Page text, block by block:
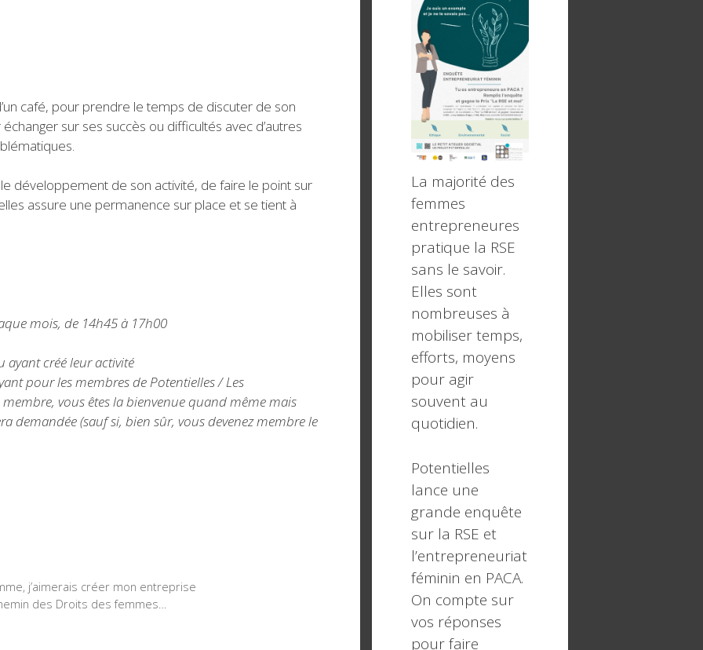
café, pour prendre le temps de discuter de son
sur ses succès ou difficultés avec d’autres
le développement de son activité, de faire le point sur
assure une permanence sur place et se tient à
mois, de 14h45 à 17h00
ayant créé leur activité
pour les membres de Potentielles / Les
membre, vous êtes la bienvenue quand même mais
demandée (sauf si, bien sûr, vous devenez membre le
j’aimerais créer mon entreprise
des Droits des femmes…
La majorité des
femmes
entrepreneures
pratique la RSE
sans le savoir.
Elles sont
nombreuses à
mobiliser temps,
efforts, moyens
pour agir
souvent au
quotidien.
Potentielles
lance une
grande enquête
sur la RSE et
l’entrepreneuriat
féminin en PACA.
On compte sur
vos réponses
pour faire